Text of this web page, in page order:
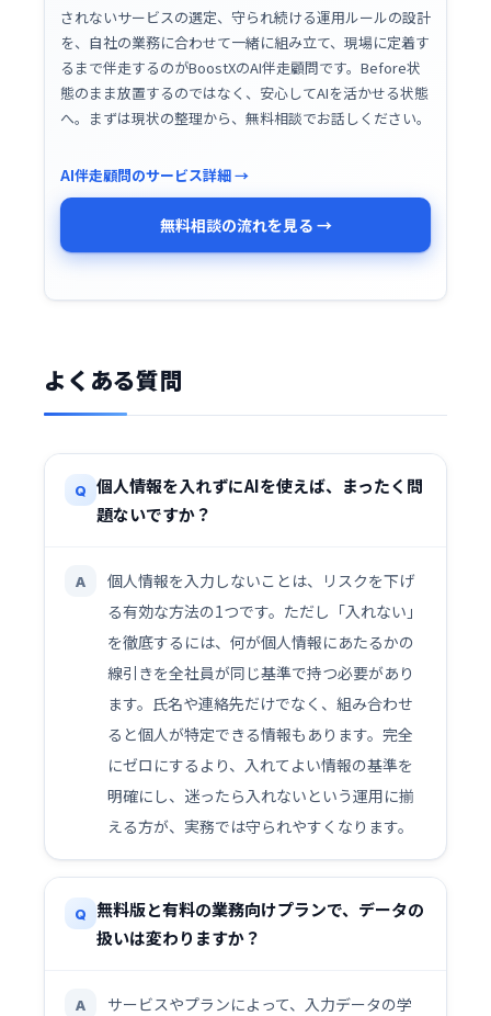
されないサービスの選定、守られ続ける運用ルールの設計
を、自社の業務に合わせて一緒に組み立て、現場に定着す
るまで伴走するのがBoostXのAI伴走顧問です。Before状
態のまま放置するのではなく、安心してAIを活かせる状態
へ。まずは現状の整理から、無料相談でお話しください。
AI伴走顧問のサービス詳細 →
無料相談の流れを見る →
よくある質問
Q
個人情報を入れずにAIを使えば、まったく問
題ないですか？
A
個人情報を入力しないことは、リスクを下げ
る有効な方法の1つです。ただし「入れない」
を徹底するには、何が個人情報にあたるかの
線引きを全社員が同じ基準で持つ必要があり
ます。氏名や連絡先だけでなく、組み合わせ
ると個人が特定できる情報もあります。完全
にゼロにするより、入れてよい情報の基準を
明確にし、迷ったら入れないという運用に揃
える方が、実務では守られやすくなります。
Q
無料版と有料の業務向けプランで、データの
扱いは変わりますか？
A
サービスやプランによって、入力データの学